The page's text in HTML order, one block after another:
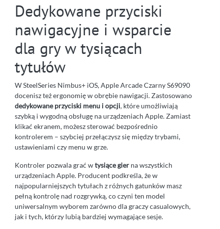
Dedykowane przyciski
nawigacyjne i wsparcie
dla gry w tysiącach
tytułów
W SteelSeries Nimbus+ iOS, Apple Arcade Czarny S69090
docenisz też ergonomię w obrębie nawigacji. Zastosowano
dedykowane przyciski menu i opcji, które umożliwiają
szybką i wygodną obsługę na urządzeniach Apple. Zamiast
klikać ekranem, możesz sterować bezpośrednio
kontrolerem – szybciej przełączysz się między trybami,
ustawieniami czy menu w grze.
Kontroler pozwala grać wtysiące gier na wszystkich
urządzeniach Apple. Producent podkreśla, że w
najpopularniejszych tytułach z różnych gatunków masz
pełną kontrolę nad rozgrywką, co czyni ten model
uniwersalnym wyborem zarówno dla graczy casualowych,
jak i tych, którzy lubią bardziej wymagające sesje.